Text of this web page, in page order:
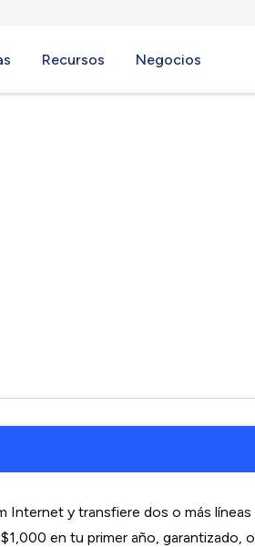
Recursos Negocios
Internet y transfiere dos o más líneas
en tu primer año, garantizado, o